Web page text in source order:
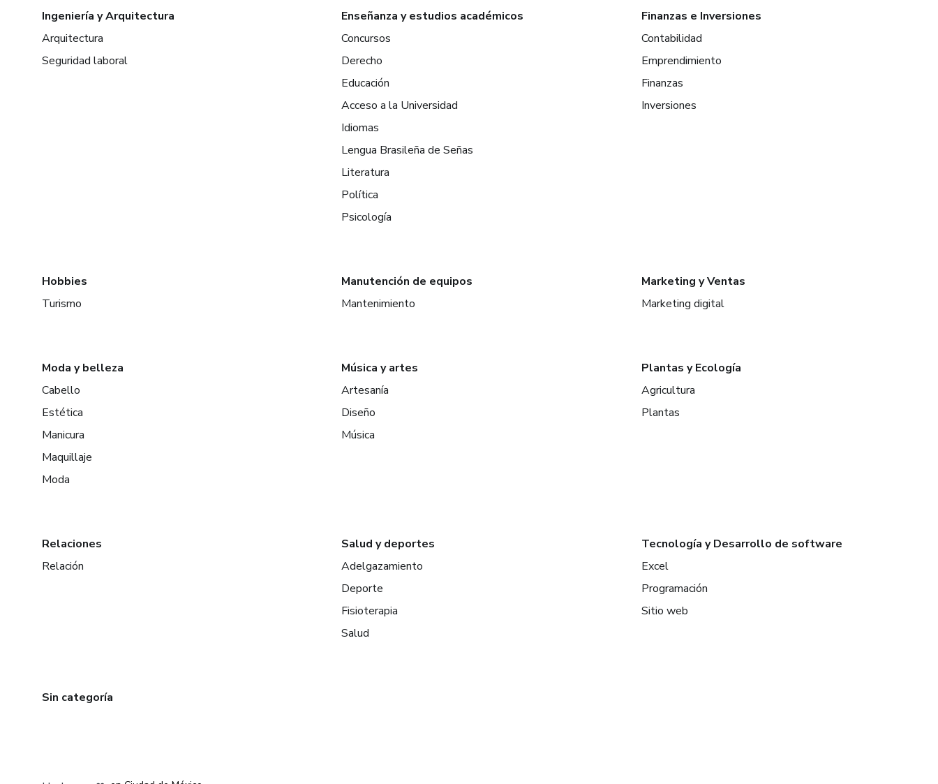
Ingeniería y Arquitectura
Arquitectura
Seguridad laboral
Enseñanza y estudios académicos
Concursos
Derecho
Educación
Acceso a la Universidad
Idiomas
Lengua Brasileña de Señas
Literatura
Política
Psicología
Finanzas e Inversiones
Contabilidad
Emprendimiento
Finanzas
Inversiones
Hobbies
Turismo
Manutención de equipos
Mantenimiento
Marketing y Ventas
Marketing digital
Moda y belleza
Cabello
Estética
Manicura
Maquillaje
Moda
Música y artes
Artesanía
Diseño
Música
Plantas y Ecología
Agricultura
Plantas
Relaciones
Relación
Salud y deportes
Adelgazamiento
Deporte
Fisioterapia
Salud
Tecnología y Desarrollo de software
Excel
Programación
Sitio web
Sin categoría